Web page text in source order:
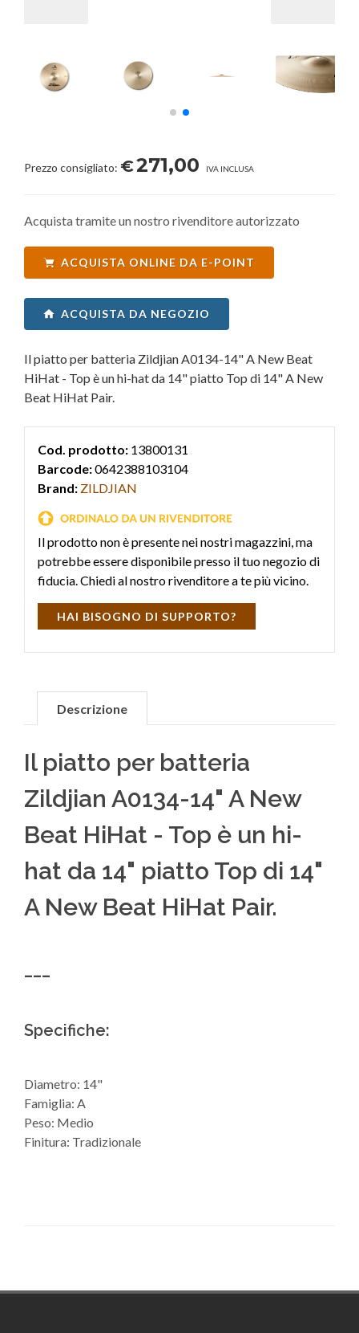
Prezzo consigliato: €271,00 IVA INCLUSA
Acquista tramite un nostro rivenditore autorizzato
ACQUISTA ONLINE DA E-POINT
ACQUISTA DA NEGOZIO
Il piatto per batteria Zildjian A0134-14" A New Beat
HiHat - Top è un hi-hat da 14" piatto Top di 14" A New
Beat HiHat Pair.
Cod. prodotto: 13800131
Barcode:0642388103104
Brand: ZILDJIAN
Il prodotto non è presente nei nostri magazzini, ma
potrebbe essere disponibile presso il tuo negozio di
fiducia. Chiedi al nostro rivenditore a te più vicino.
HAI BISOGNO DI SUPPORTO?
Descrizione
Il piatto per batteria
Zildjian A0134-14" A New
Beat HiHat - Top è un hi-
hat da 14" piatto Top di 14"
A New Beat HiHat Pair.
___
Specifiche:
Diametro: 14"
Famiglia: A
Peso: Medio
Finitura: Tradizionale